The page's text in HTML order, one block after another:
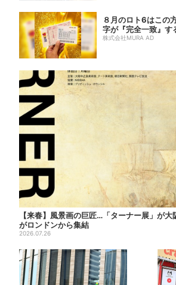
８月のロト6はこの
字が『完全一致』す
株式会社MURA AD
【来春】風景画の巨匠…「ターナー展」が
がロンドンから集結
2026.07.26